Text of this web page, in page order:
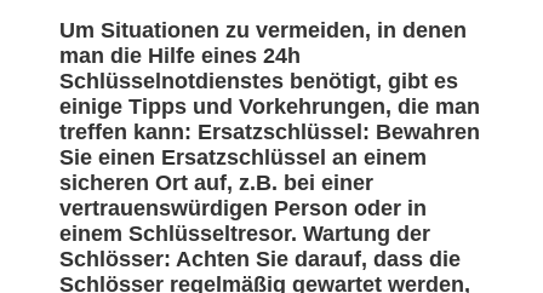
Um Situationen zu vermeiden, in denen
man die Hilfe eines 24h
Schlüsselnotdienstes benötigt, gibt es
einige Tipps und Vorkehrungen, die man
treffen kann: Ersatzschlüssel: Bewahren
Sie einen Ersatzschlüssel an einem
sicheren Ort auf, z.B. bei einer
vertrauenswürdigen Person oder in
einem Schlüsseltresor. Wartung der
Schlösser: Achten Sie darauf, dass die
Schlösser regelmäßig gewartet werden,